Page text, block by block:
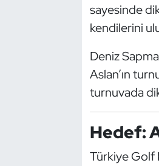
sayesinde
kendilerini
Deniz
Aslan’ın
turnuvada
Hedef:
Türkiye Golf
Sualtı Sporları